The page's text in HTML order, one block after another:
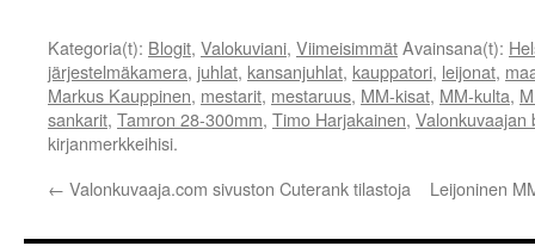
Kategoria(t): Blogit, Valokuviani, ViimeisimmätAvainsana(t):
järjestelmäkamera, juhlat, kansanjuhlat, kauppatori, leijonat,
Markus Kauppinen, mestarit, mestaruus, MM-kisat, MM-kulta,
sankarit, Tamron 28-300mm, Timo Harjakainen, Valonkuvaajan
kirjanmerkkeihisi.
← Valonkuvaaja.com sivuston Cuterank tilastoja Leijoninen